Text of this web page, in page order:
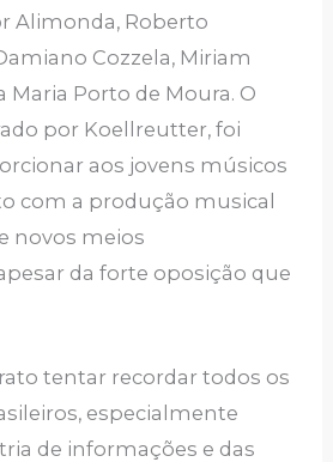
Alimonda, Roberto
Cozzela, Miriam
Maria Porto de Moura. O
por Koellreutter, foi
aos jovens músicos
com a produção musical
novos meios
da forte oposição que
tentar recordar todos os
especialmente
de informações e das